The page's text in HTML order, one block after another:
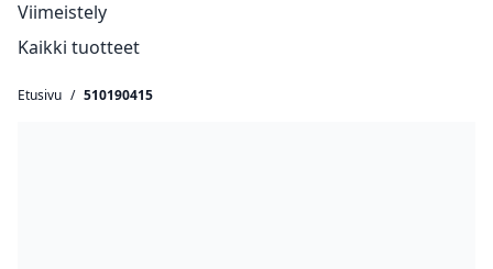
Viimeistely
Kaikki tuotteet
Etusivu / 510190415